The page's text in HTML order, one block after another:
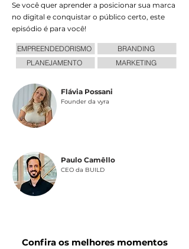
Se você quer aprender a posicionar sua marca
no digital e conquistar o público certo, este
episódio é para você!
EMPREENDEDORISMO
PLANEJAMENTO
BRANDING
MARKETING
Flávia Possani
Founder da vyra
Paulo Camêllo
CEO da BUILD
Confira os melhores momentos